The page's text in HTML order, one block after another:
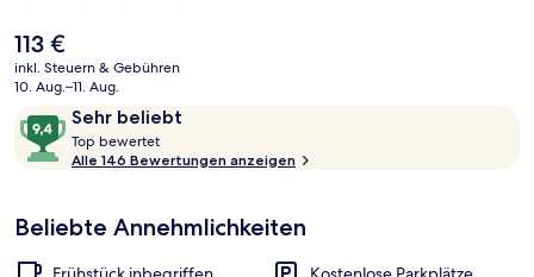
Der
aktuelle
Preis
113 €.
113 €
inkl. Steuern & Gebühren
10. Aug.–11. Aug.
Bewertungen
Sehr beliebt
9,4
von
10,
beliebt
Top bewertet
o
b
w
Alle 146 Bewertungen anzeigen
Beliebte Annehmlichkeiten